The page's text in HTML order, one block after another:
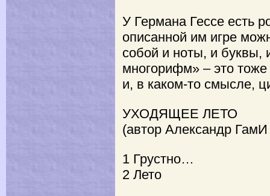
У Германа Гессе есть
описанной им игре
собой и ноты, и
многорифм» – это
и, в каком-то смысле,
УХОДЯЩЕЕ ЛЕТО
(автор Александр
1 Грустно…
2 Лето